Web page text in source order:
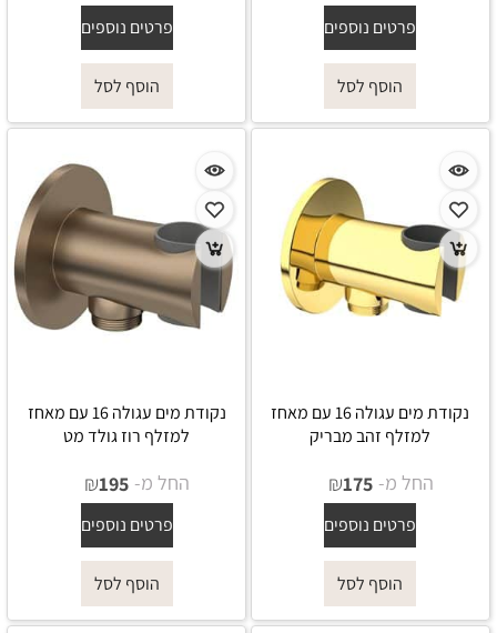
פרטים נוספים
הוסף לסל
פרטים נוספים
הוסף לסל
נקודת מים עגולה 16 עם מאחז
למזלף זהב מבריק
החל מ- ₪175
פרטים נוספים
הוסף לסל
נקודת מים עגולה 16 עם מאחז
למזלף רוז גולד מט
החל מ- ₪195
פרטים נוספים
הוסף לסל